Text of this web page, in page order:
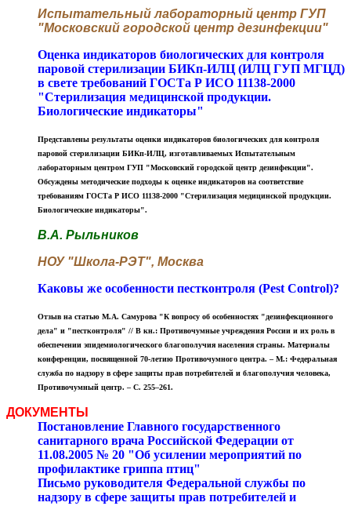
Испытательный лабораторный центр ГУП
"Московский городской центр дезинфекции"
Оценка индикаторов биологических для контроля
паровой стерилизации БИКп-ИЛЦ (ИЛЦ ГУП МГЦД)
в свете требований ГОСТа Р ИСО 11138-2000
"Стерилизация медицинской продукции.
Биологические индикаторы"
Представлены результаты оценки индикаторов биологических для контроля
паровой стерилизации БИКп-ИЛЦ, изготавливаемых Испытательным
лабораторным центром ГУП "Московский городской центр дезинфекции".
Обсуждены методические подходы к оценке индикаторов на соответствие
требованиям ГОСТа Р ИСО 11138-2000 "Стерилизация медицинской продукции.
Биологические индикаторы".
В.А. Рыльников
НОУ "Школа-РЭТ", Москва
Каковы же особенности пестконтроля (Pest Control)?
Отзыв на статью М.А. Самурова "К вопросу об особенностях "дезинфекционного
дела" и "пестконтроля" // В кн.: Противочумные учреждения России и их роль в
обеспечении эпидемиологического благополучия населения страны. Материалы
конференции, посвященной 70-летию Противочумного центра. – М.: Федеральная
служба по надзору в сфере защиты прав потребителей и благополучия человека,
Противочумный центр. – С. 255–261.
ДОКУМЕНТЫ
Постановление Главного государственного
санитарного врача Российской Федерации от
11.08.2005 № 20 "Об усилении мероприятий по
профилактике гриппа птиц"
Письмо руководителя Федеральной службы по
надзору в сфере защиты прав потребителей и